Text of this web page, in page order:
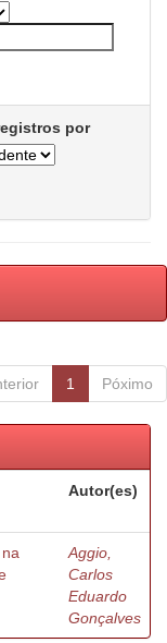
por
1 Póximo
Autor(es)
Aggio,
Carlos
Eduardo
Gonçalves